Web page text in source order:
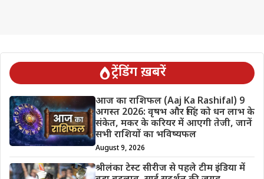
ट्रेंडिंग ख़बरें
आज का राशिफल (Aaj Ka Rashifal) 9
अगस्त 2026: वृषभ और सिंह को धन लाभ के
संकेत, मकर के करियर में आएगी तेजी, जानें
सभी राशियों का भविष्यफल
August 9, 2026
श्रीलंका टेस्ट सीरीज से पहले टीम इंडिया में